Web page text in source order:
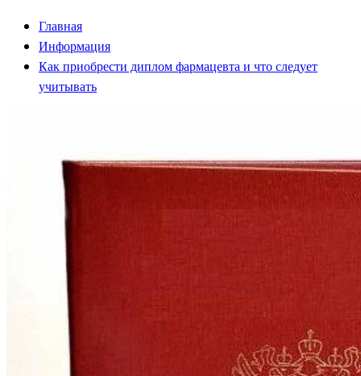
Главная
Информация
Как приобрести диплом фармацевта и что следует
учитывать